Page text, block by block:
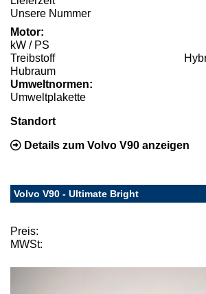
Unsere Nummer
Motor:
kW / PS
Treibstoff
Hubraum
Umweltnormen:
Umweltplakette
Standort
Details zum Volvo V90 anzeigen
Volvo V90 - Ultimate Bright
Preis:
MWSt: